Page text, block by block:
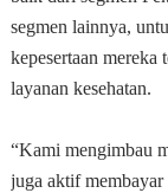
segmen lainnya,
kepesertaan mereka
layanan kesehatan.
“Kami mengimbau
juga aktif membayar